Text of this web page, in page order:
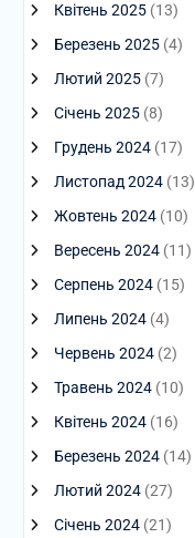
Квітень 2025(13)
Березень 2025(4)
Лютий 2025(7)
Січень 2025(8)
Грудень 2024(17)
Листопад 2024(13)
Жовтень 2024(10)
Вересень 2024(11)
Серпень 2024(15)
Липень 2024(4)
Червень 2024(2)
Травень 2024(10)
Квітень 2024(16)
Березень 2024(14)
Лютий 2024(27)
Січень 2024(21)